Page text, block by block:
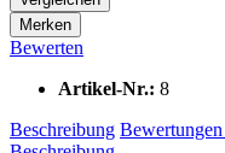
Merken
Bewerten
Artikel-Nr.: 8
Beschreibung Bewertungen